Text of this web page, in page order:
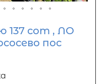
137 сот , ЛО
пос